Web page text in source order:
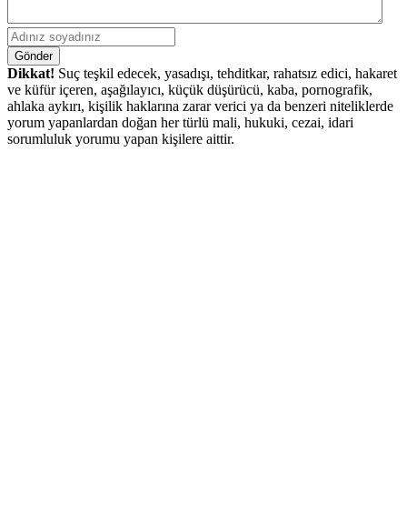
Gönder
Dikkat! Suç teşkil edecek, yasadışı, tehditkar, rahatsız edici, hakaret
ve küfür içeren, aşağılayıcı, küçük düşürücü, kaba, pornografik,
ahlaka aykırı, kişilik haklarına zarar verici ya da benzeri niteliklerde
yorum yapanlardan doğan her türlü mali, hukuki, cezai, idari
sorumluluk yorumu yapan kişilere aittir.